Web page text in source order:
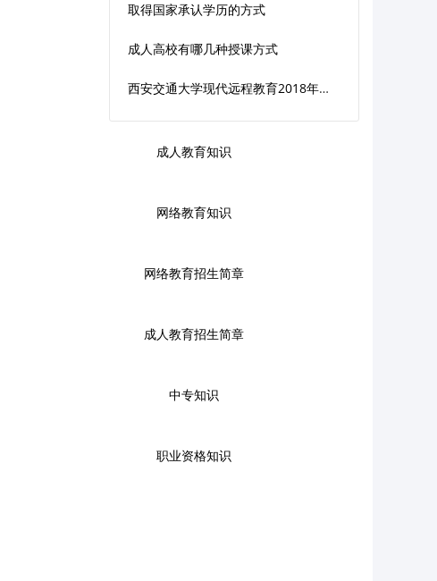
取得国家承认学历的方式
成人高校有哪几种授课方式
西安交通大学现代远程教育2018年春季招生简章
成人教育知识
网络教育知识
网络教育招生简章
成人教育招生简章
中专知识
职业资格知识